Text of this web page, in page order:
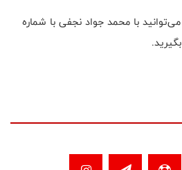
با محمد جواد نجفی با شماره